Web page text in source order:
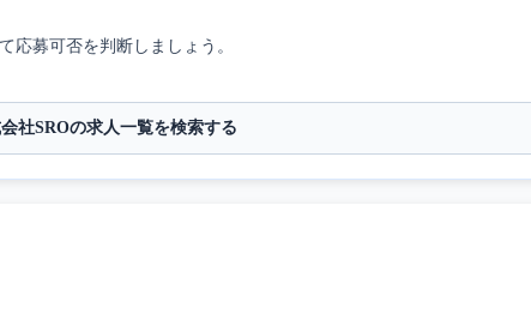
応募可否を判断しましょう。
社SROの求人一覧を検索する